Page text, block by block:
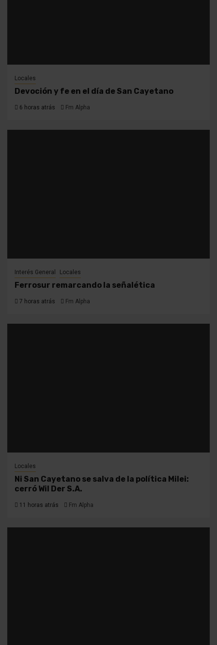
Locales
Devoción y fe en el día de San Cayetano
6 horas atrás Fm Alpha
Interés General Locales
Ferrosur remarcando la señalética
7 horas atrás Fm Alpha
Locales
Ni San Cayetano se salva de la política Milei:
cerró Wil Der S.A.
11 horas atrás Fm Alpha